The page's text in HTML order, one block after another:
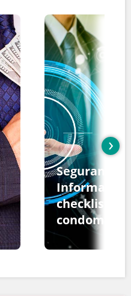
Segurança
Informação:
checklist
›